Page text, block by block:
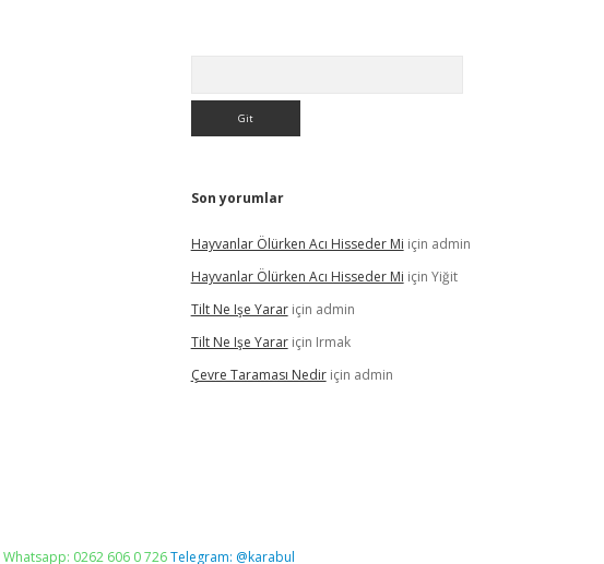
Son yorumlar
Hayvanlar Ölürken Acı Hisseder Mi için admin
Hayvanlar Ölürken Acı Hisseder Mi için Yiğit
Tilt Ne Işe Yarariçin admin
Tilt Ne Işe Yarariçin Irmak
Çevre Taraması Nediriçin admin
Whatsapp: 0262 606 0 726Telegram: @karabul